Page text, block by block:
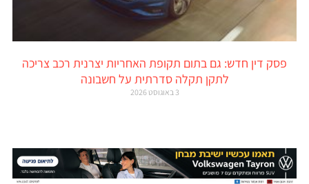
פסק דין חדש: גם בתום תקופת האחריות יצרנית רכב צריכה
לתקן תקלה סדרתית על חשבונה
3 באוגוסט 2026